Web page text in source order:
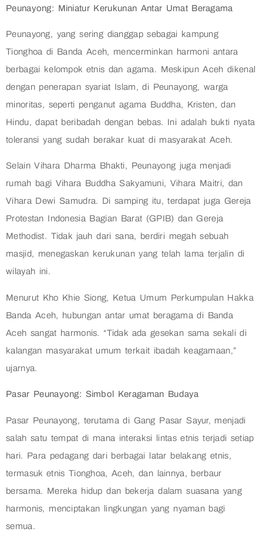
Peunayong: Miniatur Kerukunan Antar Umat Beragama
Peunayong, yang sering dianggap sebagai kampung
Tionghoa di Banda Aceh, mencerminkan harmoni antara
berbagai kelompok etnis dan agama. Meskipun Aceh dikenal
dengan penerapan syariat Islam, di Peunayong, warga
minoritas, seperti penganut agama Buddha, Kristen, dan
Hindu, dapat beribadah dengan bebas. Ini adalah bukti nyata
toleransi yang sudah berakar kuat di masyarakat Aceh.
Selain Vihara Dharma Bhakti, Peunayong juga menjadi
rumah bagi Vihara Buddha Sakyamuni, Vihara Maitri, dan
Vihara Dewi Samudra. Di samping itu, terdapat juga Gereja
Protestan Indonesia Bagian Barat (GPIB) dan Gereja
Methodist. Tidak jauh dari sana, berdiri megah sebuah
masjid, menegaskan kerukunan yang telah lama terjalin di
wilayah ini.
Menurut Kho Khie Siong, Ketua Umum Perkumpulan Hakka
Banda Aceh, hubungan antar umat beragama di Banda
Aceh sangat harmonis. “Tidak ada gesekan sama sekali di
kalangan masyarakat umum terkait ibadah keagamaan,”
ujarnya.
Pasar Peunayong: Simbol Keragaman Budaya
Pasar Peunayong, terutama di Gang Pasar Sayur, menjadi
salah satu tempat di mana interaksi lintas etnis terjadi setiap
hari. Para pedagang dari berbagai latar belakang etnis,
termasuk etnis Tionghoa, Aceh, dan lainnya, berbaur
bersama. Mereka hidup dan bekerja dalam suasana yang
harmonis, menciptakan lingkungan yang nyaman bagi
semua.